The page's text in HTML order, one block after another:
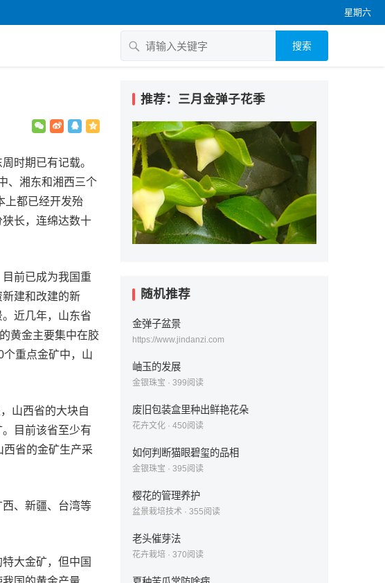
星期六
搜索
时期已有记载。
、湘东和湘西三个
上都已经开发殆
长，连绵达数十
前已成为我国重
建和改建的新
近几年，山东省
黄金主要集中在胶
重点金矿中，山
山西省的大块自
目前该省至少有
省的金矿生产采
、新疆、台湾等
大金矿，但中国
推荐：三月金弹子花季
随机推荐
金弹子盆景
https://www.jindanzi.com
岫玉的发展
金银珠宝 · 399阅读
废旧包装盒里种出鲜艳花朵
花卉文化 · 450阅读
如何判断猫眼碧玺的品相
金银珠宝 · 395阅读
樱花的管理养护
盆景栽培技术 · 355阅读
老头催芽法
花卉栽培 · 370阅读